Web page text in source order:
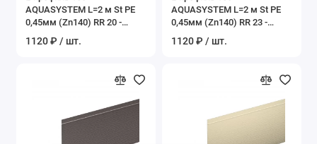
AQUASYSTEM L=2 м St PE
0,45мм (Zn140) RR 20 -
1120 ₽ / шт.
AQUASYSTEM L=2 м St PE
0,45мм (Zn140) RR 23 -
1120 ₽ / шт.